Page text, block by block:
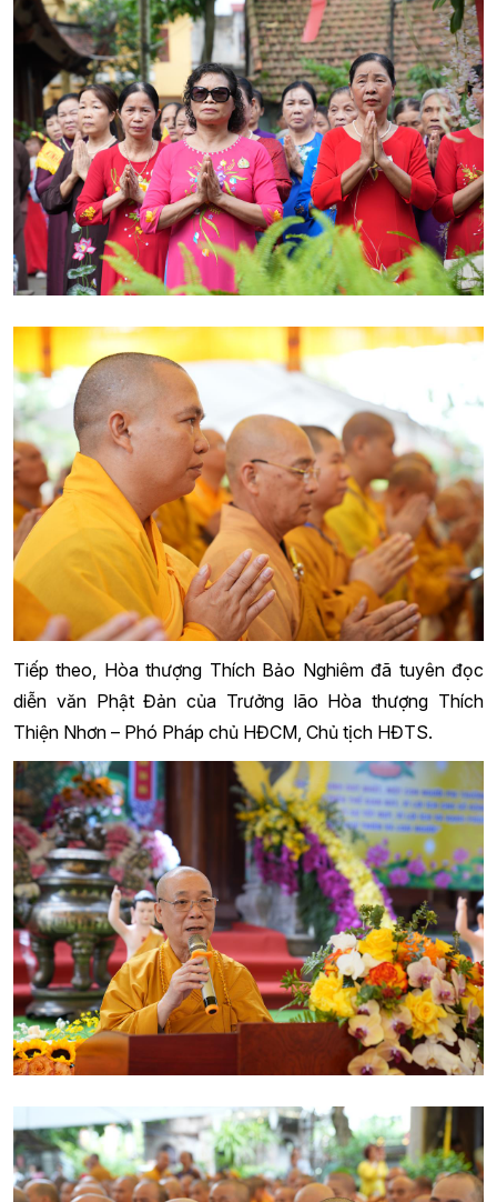
Tiếp theo, Hòa thượng Thích Bảo Nghiêm đã tuyên đọc
diễn văn Phật Đản của Trưởng lão Hòa thượng Thích
Thiện Nhơn – Phó Pháp chủ HĐCM, Chủ tịch HĐTS.